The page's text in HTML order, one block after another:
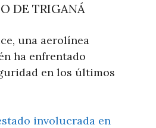
DE TRIGANÁ
una aerolínea
ha enfrentado
en los últimos
involucrada en